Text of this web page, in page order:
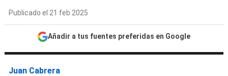
Publicado el 21 feb 2025
Añadir a tus fuentes preferidas en Google
Juan Cabrera